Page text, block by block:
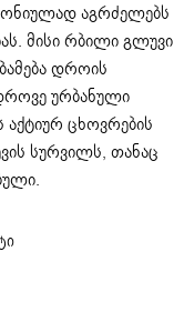
აგრძელებს
მისი რბილი გლუვი
დროის
ურბანული
აქტიურ ცხოვრების
სურვილს, თანაც